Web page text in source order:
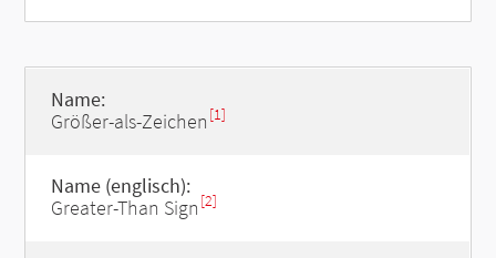
Name:
Größer-als-Zeichen [1]
Name (englisch):
Greater-Than Sign [2]